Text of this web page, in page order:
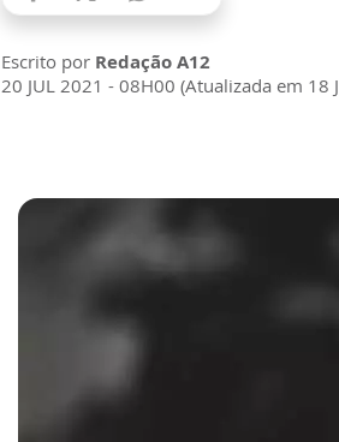
Escrito por Redação A12
20 JUL 2021 - 08H00 (Atualizada em 18